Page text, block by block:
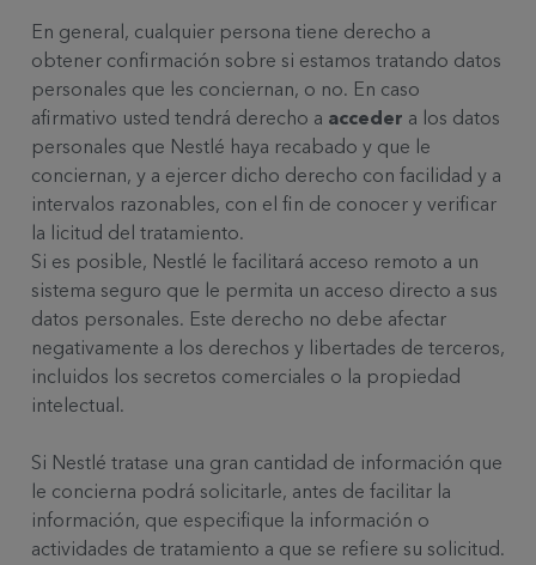
En general, cualquier persona tiene derecho a
obtener confirmación sobre si estamos tratando datos
personales que les conciernan, o no. En caso
afirmativo usted tendrá derecho a acceder a los datos
personales que Nestlé haya recabado y que le
conciernan, y a ejercer dicho derecho con facilidad y a
intervalos razonables, con el fin de conocer y verificar
la licitud del tratamiento.
Si es posible, Nestlé le facilitará acceso remoto a un
sistema seguro que le permita un acceso directo a sus
datos personales. Este derecho no debe afectar
negativamente a los derechos y libertades de terceros,
incluidos los secretos comerciales o la propiedad
intelectual.
Si Nestlé tratase una gran cantidad de información que
le concierna podrá solicitarle, antes de facilitar la
información, que especifique la información o
actividades de tratamiento a que se refiere su solicitud.